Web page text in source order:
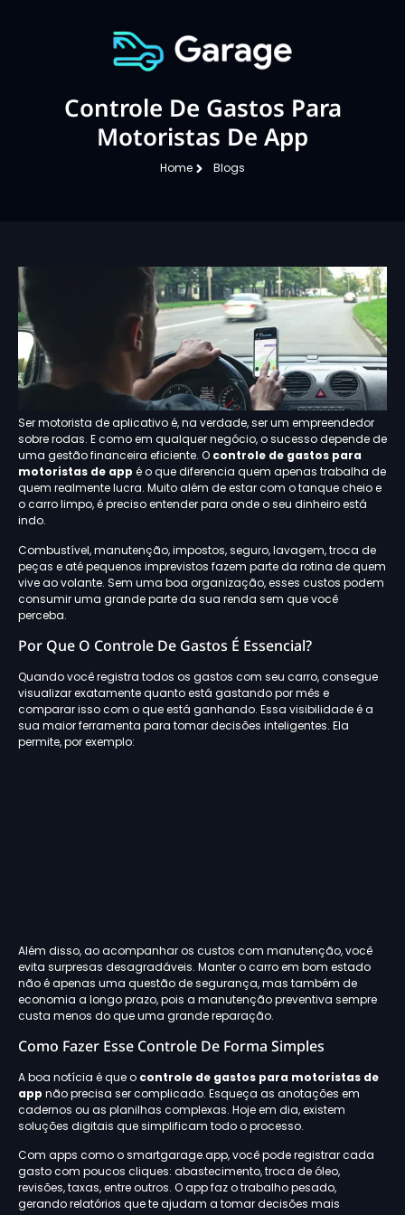
Controle De Gastos Para
Motoristas De App
Home Blogs
Ser motorista de aplicativo é, na verdade, ser um empreendedor
sobre rodas. E como em qualquer negócio, o sucesso depende de
uma gestão financeira eficiente. O controle de gastos para
motoristas de app é o que diferencia quem apenas trabalha de
quem realmente lucra. Muito além de estar com o tanque cheio e
o carro limpo, é preciso entender para onde o seu dinheiro está
indo.
Combustível, manutenção, impostos, seguro, lavagem, troca de
peças e até pequenos imprevistos fazem parte da rotina de quem
vive ao volante. Sem uma boa organização, esses custos podem
consumir uma grande parte da sua renda sem que você
perceba.
Por Que O Controle De Gastos É Essencial?
Quando você registra todos os gastos com seu carro, consegue
visualizar exatamente quanto está gastando por mês e
comparar isso com o que está ganhando. Essa visibilidade é a
sua maior ferramenta para tomar decisões inteligentes. Ela
permite, por exemplo:
Além disso, ao acompanhar os custos com manutenção, você
evita surpresas desagradáveis. Manter o carro em bom estado
não é apenas uma questão de segurança, mas também de
economia a longo prazo, pois a manutenção preventiva sempre
custa menos do que uma grande reparação.
Como Fazer Esse Controle De Forma Simples
A boa notícia é que o controle de gastos para motoristas de
app não precisa ser complicado. Esqueça as anotações em
cadernos ou as planilhas complexas. Hoje em dia, existem
soluções digitais que simplificam todo o processo.
Com apps como o smartgarage.app, você pode registrar cada
gasto com poucos cliques: abastecimento, troca de óleo,
revisões, taxas, entre outros. O app faz o trabalho pesado,
gerando relatórios que te ajudam a tomar decisões mais